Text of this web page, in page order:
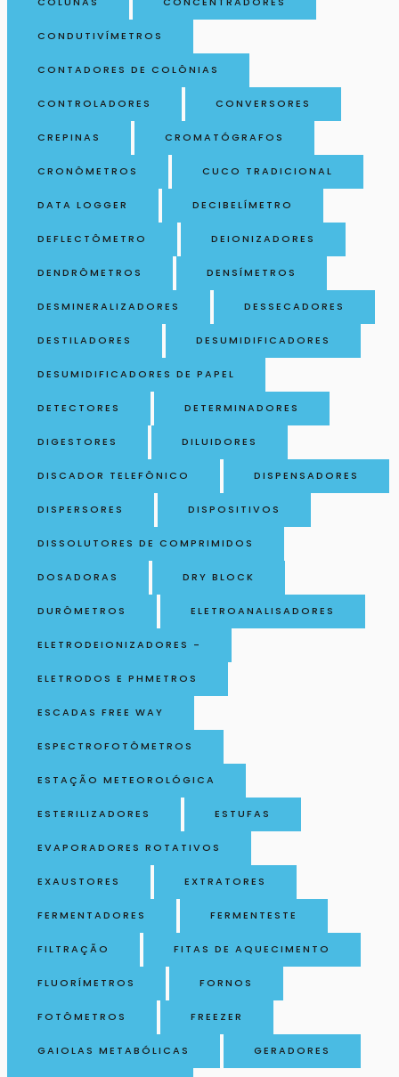
CONDUTIVÍMETROS
CONTADORES DE COLÔNIAS
CONTROLADORES CONVERSORES
CREPINAS CROMATÓGRAFOS
CRONÔMETROS CUCO TRADICIONAL
DATA LOGGER DECIBELÍMETRO
DEFLECTÔMETRO DEIONIZADORES
DENDRÔMETROS DENSÍMETROS
DESMINERALIZADORES DESSECADORES
DESTILADORES DESUMIDIFICADORES
DESUMIDIFICADORES DE PAPEL
DETECTORES DETERMINADORES
DIGESTORES DILUIDORES
DISCADOR TELEFÔNICO DISPENSADORES
DISPERSORES DISPOSITIVOS
DISSOLUTORES DE COMPRIMIDOS
DOSADORAS DRY BLOCK
DURÔMETROS ELETROANALISADORES
ELETRODEIONIZADORES -
ELETRODOS E PHMETROS
ESCADAS FREE WAY
ESPECTROFOTÔMETROS
ESTAÇÃO METEOROLÓGICA
ESTERILIZADORES ESTUFAS
EVAPORADORES ROTATIVOS
EXAUSTORES EXTRATORES
FERMENTADORES FERMENTESTE
FILTRAÇÃO FITAS DE AQUECIMENTO
FLUORÍMETROS FORNOS
FOTÔMETROS FREEZER
GAIOLAS METABÓLICAS GERADORES